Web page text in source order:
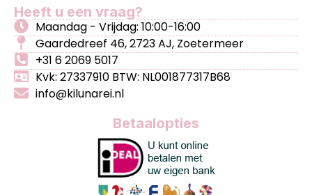
Heeft u een vraag?
Maandag - Vrijdag: 10:00-16:00
Gaardedreef 46, 2723 AJ, Zoetermeer
+31 6 2069 5017
Kvk: 27337910 BTW: NL001877317B68
info@kilunarei.nl
Betaalopties